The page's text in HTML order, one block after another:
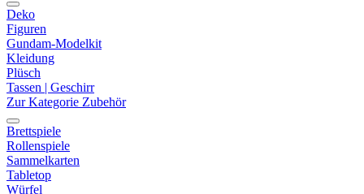
Deko
Figuren
Gundam-Modelkit
Kleidung
Plüsch
Tassen | Geschirr
Zur Kategorie Zubehör
Brettspiele
Rollenspiele
Sammelkarten
Tabletop
Würfel